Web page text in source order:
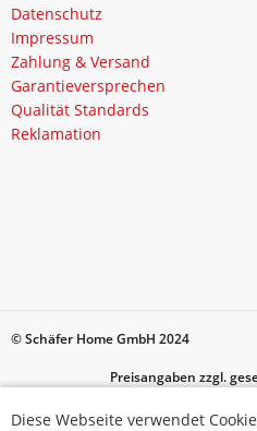
Datenschutz
Impressum
Zahlung & Versand
Garantieversprechen
Qualität Standards
Reklamation
© Schäfer Home GmbH 2024
Preisangaben zzgl.
Diese Webseite verwendet
Diese Webseite verwendet